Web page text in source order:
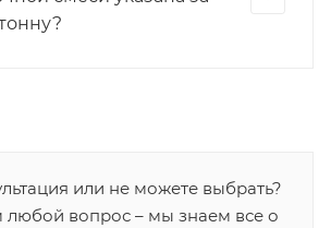
или не можете выбрать?
любой вопрос – мы знаем все о